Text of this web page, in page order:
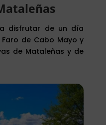
disfrutar de un día
de Cabo Mayo y
de Mataleñas y de